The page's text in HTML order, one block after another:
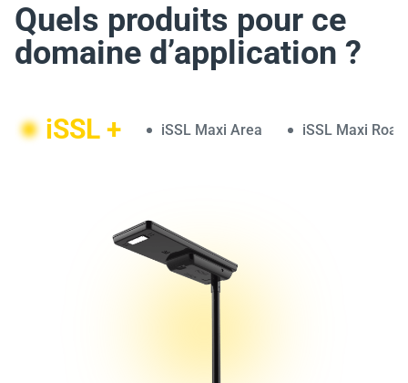
Quels produits pour ce
domaine d’application ?
iSSL + iSSL Maxi Area iSSL Maxi Road